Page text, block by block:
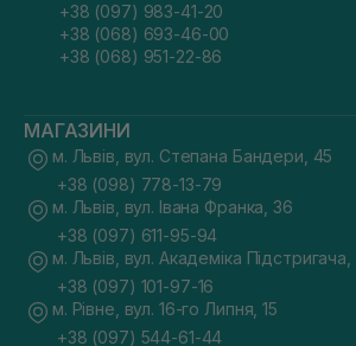
+38 (097) 983-41-20
+38 (068) 693-46-00
+38 (068) 951-22-86
МАГАЗИНИ
м. Львів, вул. Степана Бандери, 45
+38 (098) 778-13-79
м. Львів, вул. Івана Франка, 36
+38 (097) 611-95-94
м. Львів, вул. Академіка
+38 (097) 101-97-16
м. Рівне, вул. 16-го Липня, 15
+38 (097) 544-61-44